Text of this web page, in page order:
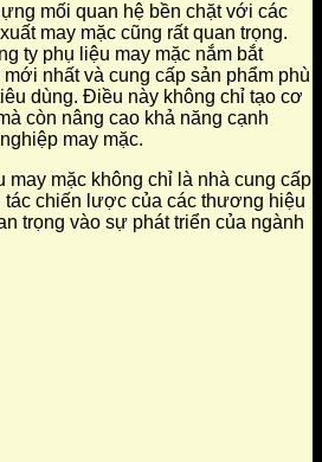
mối quan hệ bền chặt với các
may mặc cũng rất quan trọng.
ty phụ liệu may mặc nắm bắt
nhất và cung cấp sản phẩm phù
dùng. Điều này không chỉ tạo cơ
còn nâng cao khả năng cạnh
may mặc.
may mặc không chỉ là nhà cung cấp
tác chiến lược của các thương hiệu
trọng vào sự phát triển của ngành